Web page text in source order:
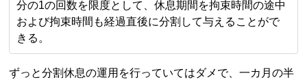
分の1の回数を限度として、休息期間を拘束時間の途中
および拘束時間も経過直後に分割して与えることがで
きる。
ずっと分割休息の運用を行っていてはダメで、一カ月の半